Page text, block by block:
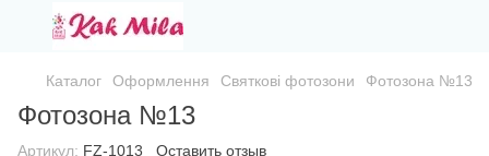
Каталог Оформлення Святкові фотозони Фотозона №13
Фотозона №13
Артикул: FZ-1013 Оставить отзыв